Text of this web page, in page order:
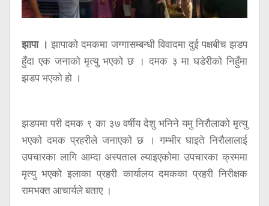
झापा । झापाको दमकमा जग्गासम्बन्धी विवादमा दुई पक्षबीच झडप
हुँदा एक जनाको मृत्यु भएको छ । दमक ३ मा घडेरीको निहुँमा
झडप भएको हो ।
झडपमा परी दमक ९ का ३७ वर्षीय देशु भनिने यमु निरौलाको मृत्यु
भएको दमक प्रहरीले जनाएको छ । गम्भीर घाइते निरौलालाई
उपचारका लागि आम्दा अस्पताल ल्याइएकोमा उपचारका क्रममा
मृत्यु भएको इलाका प्रहरी कार्यालय दमकका प्रहरी निरीक्षक
रामभक्त आचार्यले बताए ।